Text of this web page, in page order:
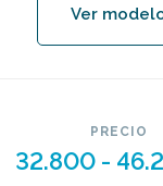
Ver
PRECIO
32.800 -